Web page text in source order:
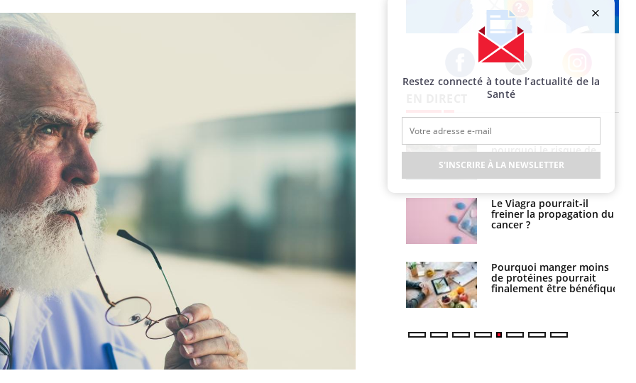
Facebook Twitter Instagram
La sieste empêche-t-elle
de dormir la nuit ?
VIH : la fin du comprimé
tous les jours se profile-t-
elle enfin ?
Pourquoi votre ventre
gâche-t-il les premiers
jours de vos vacances ?
pourquoi le risque de
noyade grimpe-t-il ?
Le Viagra pourrait-il
freiner la propagation du
cancer ?
Pourquoi manger moins
de protéines pourrait
finalement être bénéfique
que dit la science
Le smartphone nuit-il à
l'apprentissage de la
lecture ?
Mordue par une tique en
vacances, elle reste dans
le coma pendant 42 jours
Restez connecté à toute l’actualité de la
Santé
S'INSCRIRE À LA NEWSLETTER